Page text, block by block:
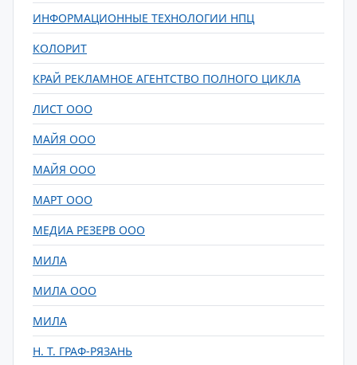
ИНФОРМАЦИОННЫЕ ТЕХНОЛОГИИ НПЦ
КОЛОРИТ
КРАЙ РЕКЛАМНОЕ АГЕНТСТВО ПОЛНОГО ЦИКЛА
ЛИСТ ООО
МАЙЯ ООО
МАЙЯ ООО
МАРТ ООО
МЕДИА РЕЗЕРВ ООО
МИЛА
МИЛА ООО
МИЛА
Н. Т. ГРАФ-РЯЗАНЬ